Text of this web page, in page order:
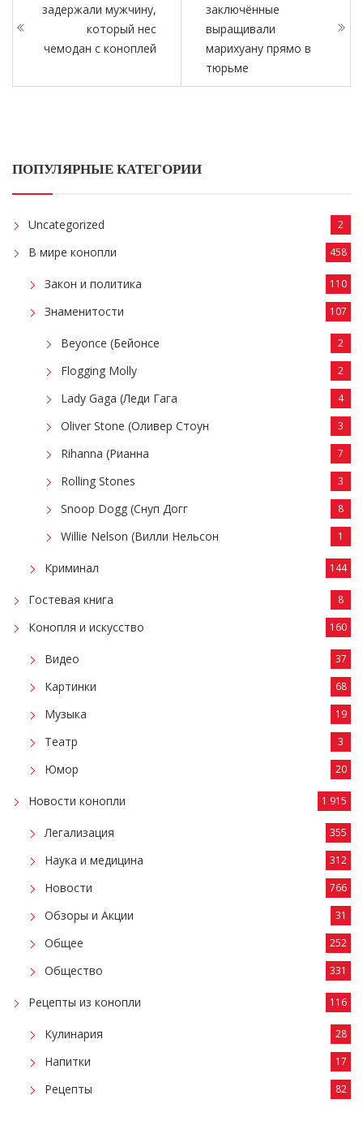
задержали мужчину,
который нес
чемодан с коноплей
заключённые
выращивали
марихуану прямо в
тюрьме
ПОПУЛЯРНЫЕ КАТЕГОРИИ
Uncategorized 2
В мире конопли 458
Закон и политика 110
Знаменитости 107
Beyonce (Бейонсе 2
Flogging Molly 2
Lady Gaga (Леди Гага 4
Oliver Stone (Оливер Стоун 3
Rihanna (Рианна 7
Rolling Stones 3
Snoop Dogg (Снуп Догг 8
Willie Nelson (Вилли Нельсон 1
Криминал 144
Гостевая книга 8
Конопля и искусство 160
Видео 37
Картинки 68
Музыка 19
Театр 3
Юмор 20
Новости конопли 1 915
Легализация 355
Наука и медицина 312
Новости 766
Обзоры и Акции 31
Общее 252
Общество 331
Рецепты из конопли 116
Кулинария 28
Напитки 17
Рецепты 82